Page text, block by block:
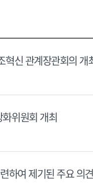
혁신 관계장관회의 개
위원회 개최
하여 제기된 주요 의